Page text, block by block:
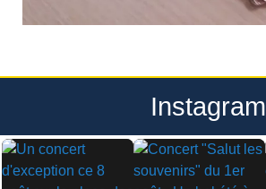
Instagram